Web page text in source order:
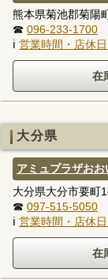
熊本県菊池郡菊陽
☎ 096-233-1700
ℹ 営業時間・店休
大分県
アミュプラザおお
大分県大分市要町
☎ 097-515-5050
ℹ 営業時間・店休